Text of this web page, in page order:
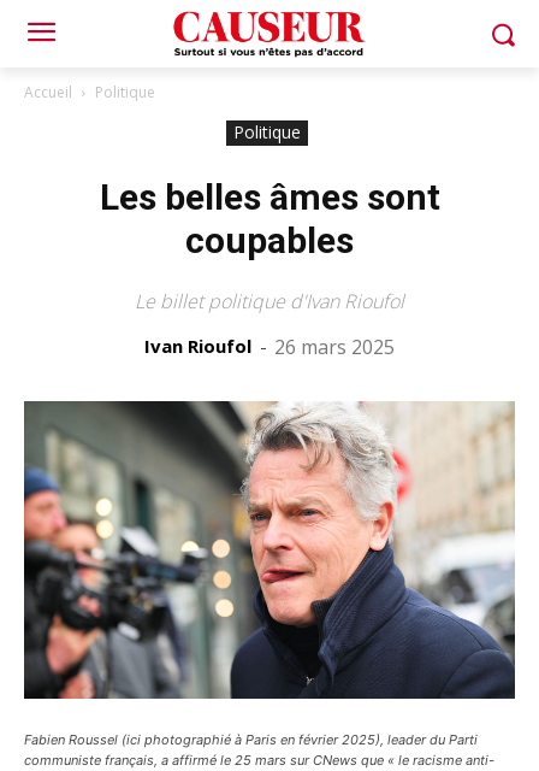
Accueil Politique
Politique
Les belles âmes sont
coupables
Le billet politique d'Ivan Rioufol
Ivan Rioufol - 26 mars 2025
Fabien Roussel (ici photographié à Paris en février 2025), leader du Parti
communiste français, a affirmé le 25 mars sur CNews que « le racisme anti-